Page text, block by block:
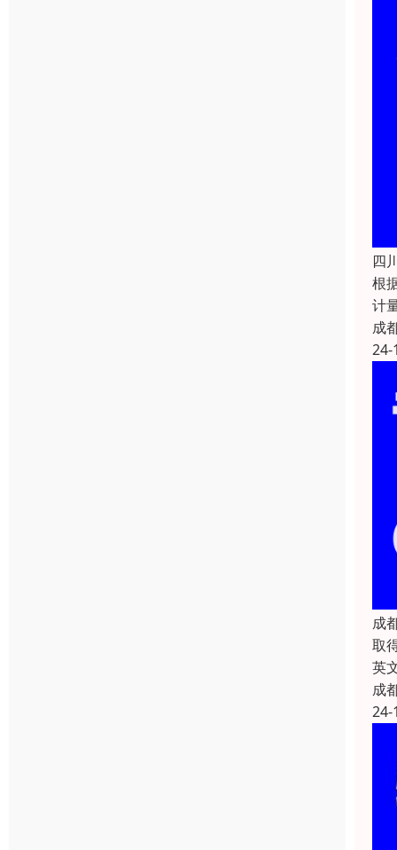
四
根
计
成
24-
成
取
英
成
24-